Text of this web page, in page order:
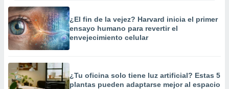
¿El fin de la vejez? Harvard inicia el primer
ensayo humano para revertir el
envejecimiento celular
¿Tu oficina solo tiene luz artificial? Estas 5
plantas pueden adaptarse mejor al espacio